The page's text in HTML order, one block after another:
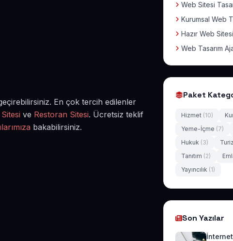
En çok tercih edilenler
ve Restoran Sitesi. Ücretsiz teklif
bakabilirsiniz.
Web Sitesi
Kurumsal Web
Hazır Web Sitesi
Web Tasarım
Paket
Hizmet (10)
Yeme-İçme (7)
Hukuk (3)
Tanıtım (2)
Yayıncılık (1)
Son Yazılar